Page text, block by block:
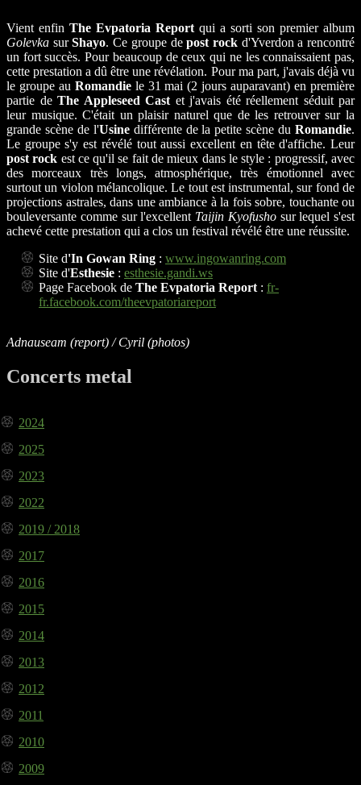
Vient enfin The Evpatoria Reportqui a sorti son premier album
Golevka surShayo. Ce groupe depost rockd'Yverdon a rencontré
un fort succès. Pour beaucoup de ceux qui ne les connaissaient pas,
cette prestation a dû être une révélation. Pour ma part, j'avais déjà vu
le groupe au Romandiele 31 mai (2 jours auparavant) en première
partie de The Appleseed Castet j'avais été réellement séduit par
leur musique. C'était un plaisir naturel que de les retrouver sur la
grande scène de l'Usinedifférente de la petite scène duRomandie.
Le groupe s'y est révélé tout aussi excellent en tête d'affiche. Leur
post rock est ce qu'il se fait de mieux dans le style : progressif, avec
des morceaux très longs, atmosphérique, très émotionnel avec
surtout un violon mélancolique. Le tout est instrumental, sur fond de
projections astrales, dans une ambiance à la fois sobre, touchante ou
bouleversante comme sur l'excellent Taijin Kyofushosur lequel s'est
achevé cette prestation qui a clos un festival révélé être une réussite.
Site d'In Gowan Ring : www.ingowanring.com
Site d'Esthesie : esthesie.gandi.ws
Page Facebook de The Evpatoria Report: fr-
fr.facebook.com/theevpatoriareport
Adnauseam (report) / Cyril (photos)
Concerts metal
2024
2025
2023
2022
2019 / 2018
2017
2016
2015
2014
2013
2012
2011
2010
2009